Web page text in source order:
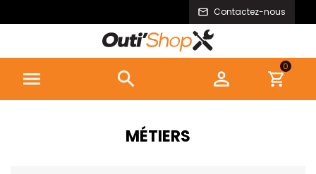
Contactez-nous
  
0
MÉTIERS